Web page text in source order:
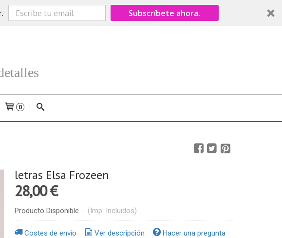
Subscríbete ahora.
0
letras Elsa Frozeen
28,00 €
Producto Disponible - (Imp. Incluidos)
Costes de envío Ver descripción Hacer una pregunta